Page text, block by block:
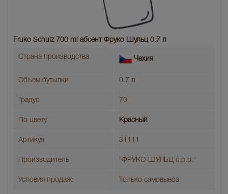
Fruko Schulz 700 ml абсент Фруко Шульц 0.7 л
Страна производства Чехия
Объем бутылки 0.7 л
Градус 70
По цвету Красный
Артикул 31111
Производитель "ФРУКО-ШУЛЬЦ с.р.о."
Условия продаж: Только самовывоз